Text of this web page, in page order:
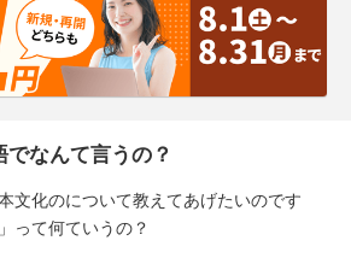
なんて言うの？
文化のについて教えてあげたいのです
って何ていうの？